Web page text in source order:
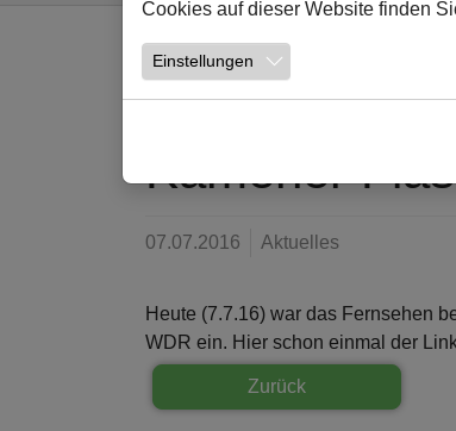
Zum Hauptinhalt springen
NEWS
Kamener
07.07.2016 Aktuelles
Heute (7.7.16) war das Fernsehen
WDR ein. Hier schon einmal der
Zurück
Cookies auf dieser Website finden
Einstellungen